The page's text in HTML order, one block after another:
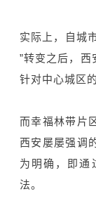
实际上，自城
”转变之后，
针对中心城区
而幸福林带片
西安屡屡强调
为明确，即通
法。